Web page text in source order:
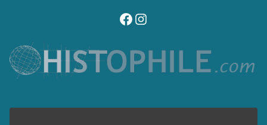
visitez notre page facebook
suivez notre compte instagram